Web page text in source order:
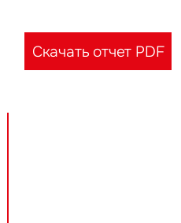
Скачать отчет PDF
вы даете свое согласие
ваших персональных данных